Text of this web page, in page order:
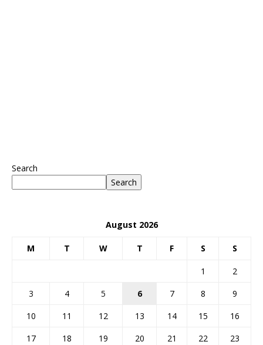
Search
Search
August 2026
M T W T F S S
1
2
3
4 5 6 7 8
9
10
11 12 13 14 15
16
17
18 19 20 21 22
23